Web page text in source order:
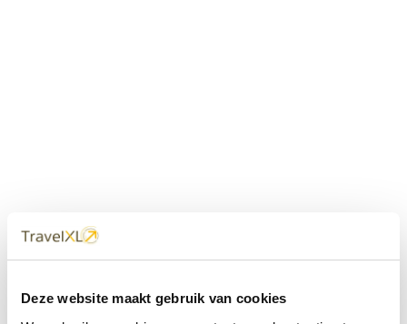
Deze website maakt gebruik van cookies
dichtbij